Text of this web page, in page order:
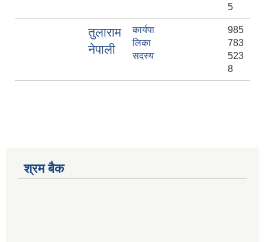
5
तुलाराम
नेपाली
कार्यपा
लिका
सदस्य
985
783
523
8
श्रम बैक